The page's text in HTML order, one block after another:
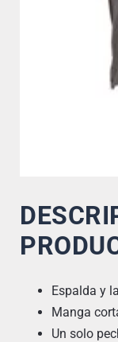
Espalda y
Manga
Un solo